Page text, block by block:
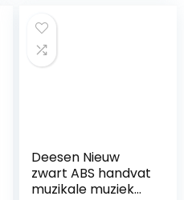
Deesen Nieuw
zwart ABS handvat
muzikale muziek